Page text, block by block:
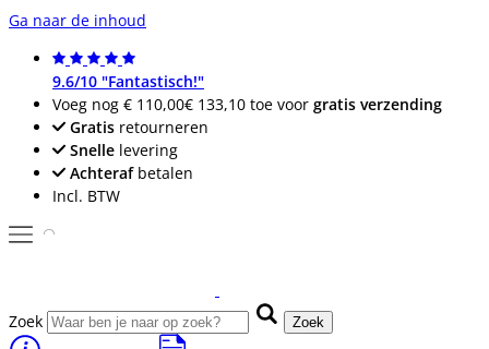
Ga naar de inhoud
9.6/10 "Fantastisch!"
Voeg nog € 110,00€ 133,10 toe voor gratis verzending
Gratis retourneren
Snelle levering
Achterafbetalen
Incl. BTW
Zoek Zoek